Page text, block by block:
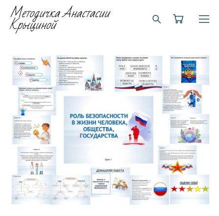
Методичка Анастасии
Крыциной